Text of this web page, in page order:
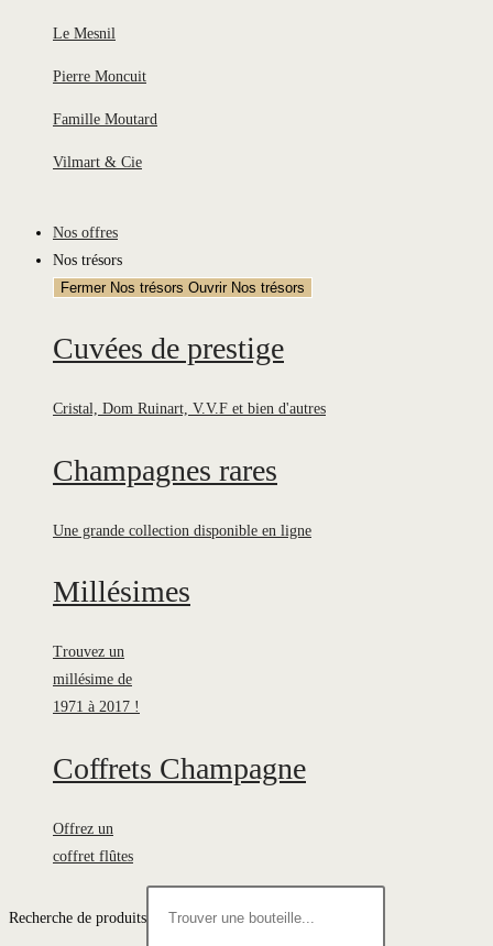
Le Mesnil
Pierre Moncuit
Famille Moutard
Vilmart & Cie
Nos offres
Nos trésors
Fermer Nos trésors Ouvrir Nos trésors
Cuvées de prestige
Cristal, Dom Ruinart, V.V.F et bien d'autres
Champagnes rares
Une grande collection disponible en ligne
Millésimes
Trouvez un
millésime de
1971 à 2017 !
Coffrets Champagne
Offrez un
coffret flûtes
Recherche de produits